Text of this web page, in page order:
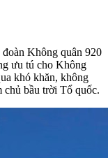
Không quân 920
ưu tú cho Không
khó khăn, không
chủ bầu trời Tổ quốc.